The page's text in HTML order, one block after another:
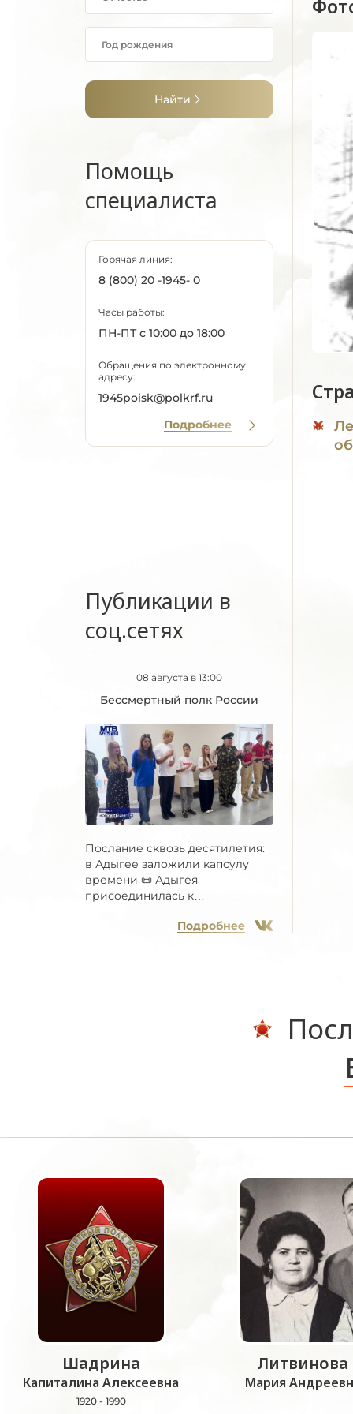
Найти
Помощь
специалиста
Горячая линия:
8 (800) 20 -1945- 0
Часы работы:
ПН-ПТ с 10:00 до 18:00
Обращения по электронному
адресу:
1945poisk@polkrf.ru
Подробнее
Публикации в
соц.сетях
08 августа в 13:00
Бессмертный полк России
Послание сквозь десятилетия:
в Адыгее заложили капсулу
времени 📜 Адыгея
присоединилась к
Подробнее
Шадрина
Капиталина Алексеевна
1920 - 1990
Литвинова
Мария